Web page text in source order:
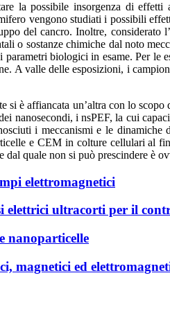
la possibile insorgenza di
vengono studiati i possibili
del cancro. Inoltre,
o sostanze chimiche dal noto
parametri biologici in esame. Per
A valle delle esposizioni, i
si è affiancata un’altra con lo
nanosecondi, i nsPEF, la cui
i meccanismi e le
e CEM in colture cellulari al
quale non si può prescindere è
elettromagnetici
elettrici ultracorti per il
nanoparticelle
magnetici ed